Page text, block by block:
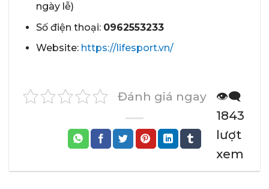
ngày lễ)
Số điện thoại: 0962553233
Website: https://lifesport.vn/
Đánh giá ngay
👁️‍🗨️
1843
lượt
xem